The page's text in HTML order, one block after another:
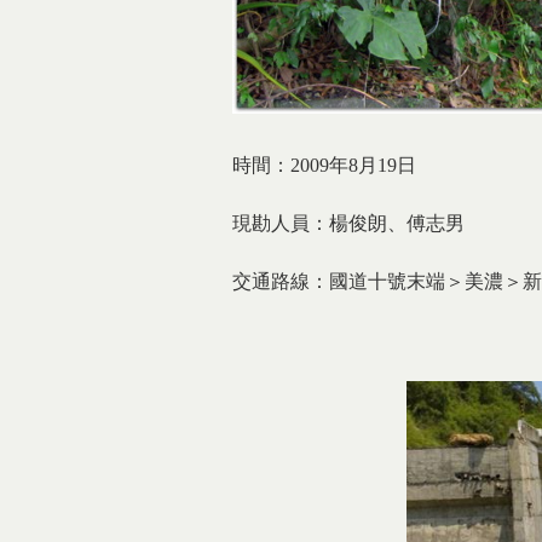
時間：2009年8月19日
現勘人員：楊俊朗、傅志男
交通路線：國道十號末端＞美濃＞